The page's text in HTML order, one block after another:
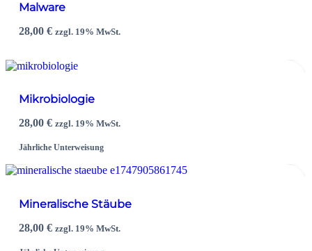
Malware
28,00€ zzgl. 19% MwSt.
Mikrobiologie
28,00€ zzgl. 19% MwSt.
Jährliche Unterweisung
Mineralische Stäube
28,00€ zzgl. 19% MwSt.